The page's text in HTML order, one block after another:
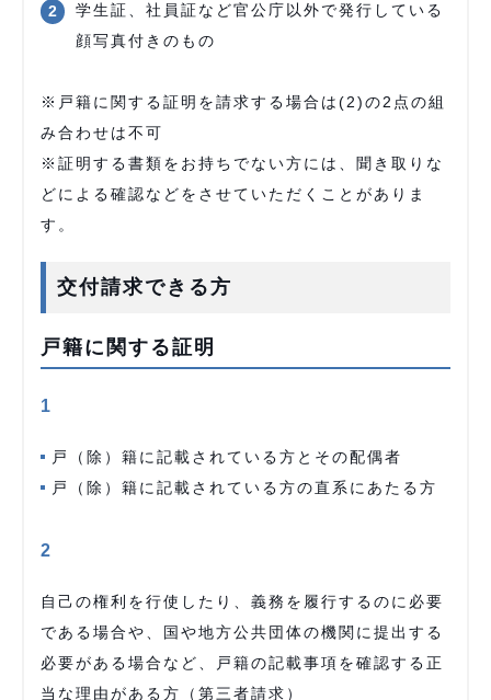
学生証、社員証など官公庁以外で発行している
顔写真付きのもの
※戸籍に関する証明を請求する場合は(2)の2点の組
み合わせは不可
※証明する書類をお持ちでない方には、聞き取りな
どによる確認などをさせていただくことがありま
す。
交付請求できる方
戸籍に関する証明
1
戸（除）籍に記載されている方とその配偶者
戸（除）籍に記載されている方の直系にあたる方
2
自己の権利を行使したり、義務を履行するのに必要
である場合や、国や地方公共団体の機関に提出する
必要がある場合など、戸籍の記載事項を確認する正
当な理由がある方（第三者請求）